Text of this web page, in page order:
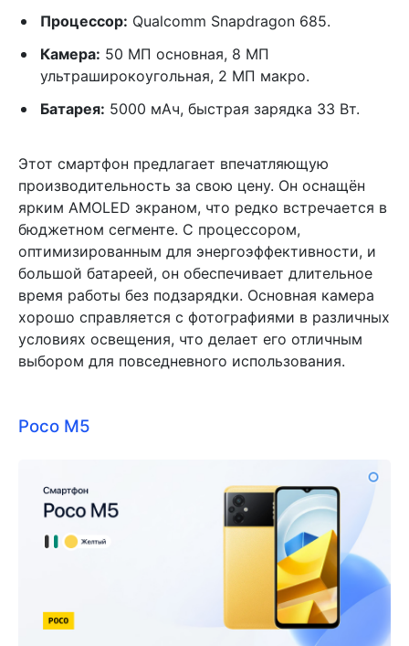
Процессор: Qualcomm Snapdragon 685.
Камера: 50 МП основная, 8 МП
ультраширокоугольная, 2 МП макро.
Батарея: 5000 мАч, быстрая зарядка 33 Вт.
Этот смартфон предлагает впечатляющую
производительность за свою цену. Он оснащён
ярким AMOLED экраном, что редко встречается в
бюджетном сегменте. С процессором,
оптимизированным для энергоэффективности, и
большой батареей, он обеспечивает длительное
время работы без подзарядки. Основная камера
хорошо справляется с фотографиями в различных
условиях освещения, что делает его отличным
выбором для повседневного использования.
Poco M5